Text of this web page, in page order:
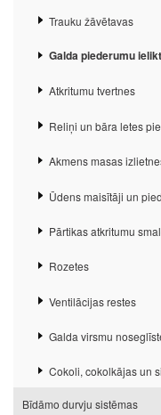
Trauku žāvētavas
Galda piederumu
Atkritumu tvertnes
Reliņi un bāra letes
Akmens masas
Ūdens maisītāji un
Pārtikas atkritumu
Rozetes
Ventilācijas restes
Galda virsmu
Cokoli, cokolkājas un
Bīdāmo durvju sistēmas